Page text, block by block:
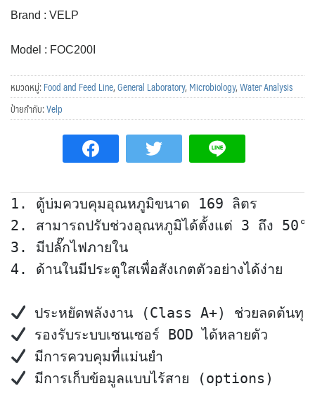
Brand : VELP
Model : FOC200I
หมวดหมู่:Food and Feed Line,General Laboratory, Microbiology,Water Analysis
ป้ายกำกับ:Velp
1. ตู้บ่มควบคุมอุณหภูมิขนาด 169 ลิตร
2. สามารถปรับช่วงอุณหภูมิได้ตั้งแต่ 3 ถึง
3. มีปลั๊กไฟภายใน
4. ด้านในมีประตูใสเพื่อสังเกตตัวอย่างได้ง่าย
มีการเก็บข้อมูลแบบไร้สาย (options)